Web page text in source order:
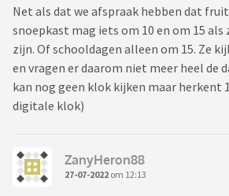
Net als dat we afspraak hebben dat
snoepkast mag iets om 10 en om 15 als
zijn. Of schooldagen alleen om 15. Ze
en vragen er daarom niet meer heel de
kan nog geen klok kijken maar herkent
digitale klok)
ZanyHeron88
27-07-2022 om 12:13